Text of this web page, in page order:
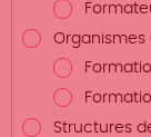
Structures